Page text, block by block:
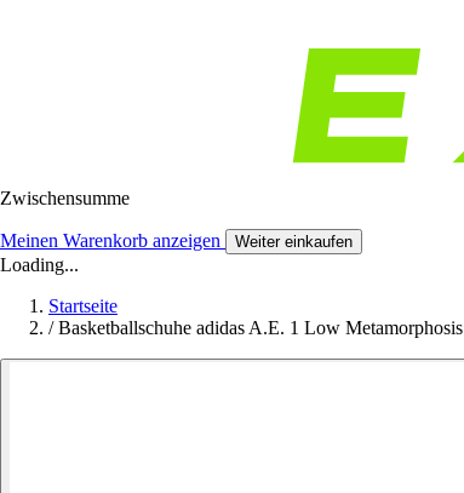
Zwischensumme
Meinen Warenkorb anzeigen Weiter einkaufen
Loading...
Startseite
/ Basketballschuhe adidas A.E. 1 Low Metamorphosis